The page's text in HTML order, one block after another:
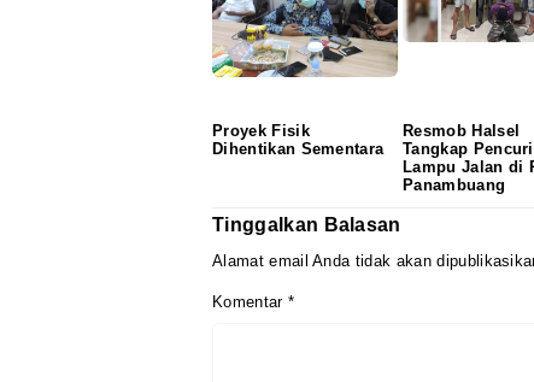
Proyek Fisik
Dihentikan Sementara
Resmob Halsel
Tangkap Pencuri
Lampu Jalan di
Panambuang
Tinggalkan Balasan
Alamat email Anda tidak akan
Komentar *